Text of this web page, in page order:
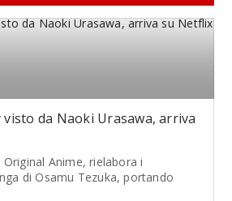
da Naoki Urasawa, arriva
Anime, rielabora i
di Osamu Tezuka, portando